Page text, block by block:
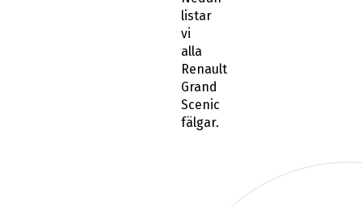
listar
vi
alla
Renault
Grand
Scenic
fälgar.